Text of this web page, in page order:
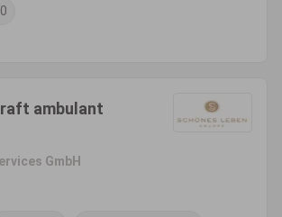
ambulant
GmbH